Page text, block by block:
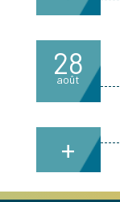
28
août
+